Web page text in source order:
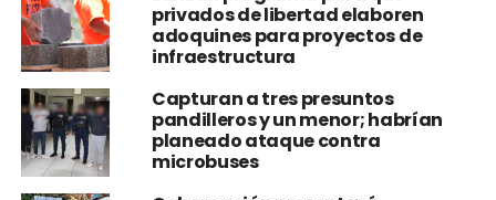
privados de libertad elaboren
adoquines para proyectos de
infraestructura
Capturan a tres presuntos
pandilleros y un menor; habrían
planeado ataque contra
microbuses